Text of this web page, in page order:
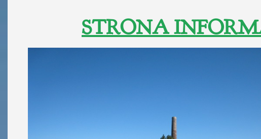
STRONA